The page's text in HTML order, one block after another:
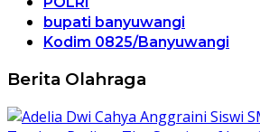
bupati banyuwangi
Kodim 0825/Banyuwangi
Berita Olahraga